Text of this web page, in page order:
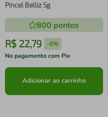
Pincel Belliz 5g
800 pontos
R$ 22,79 -5%
No pagamento com Pix
Adicionar ao carrinho